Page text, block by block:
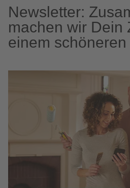
Newsletter:
machen wir Dein
einem schöneren